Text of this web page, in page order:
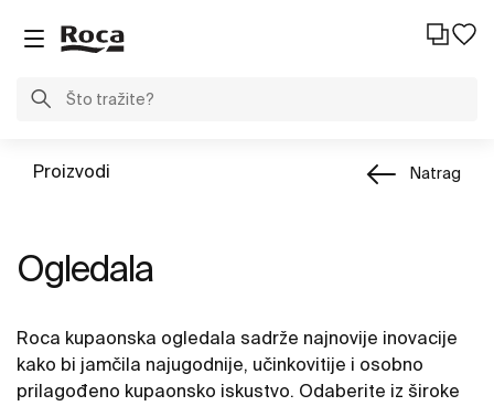
Proizvodi Natrag
Ogledala
Roca kupaonska ogledala sadrže najnovije inovacije
kako bi jamčila najugodnije, učinkovitije i osobno
prilagođeno kupaonsko iskustvo. Odaberite iz široke